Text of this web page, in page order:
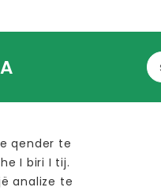
qender te
I biri I tij.
analize te